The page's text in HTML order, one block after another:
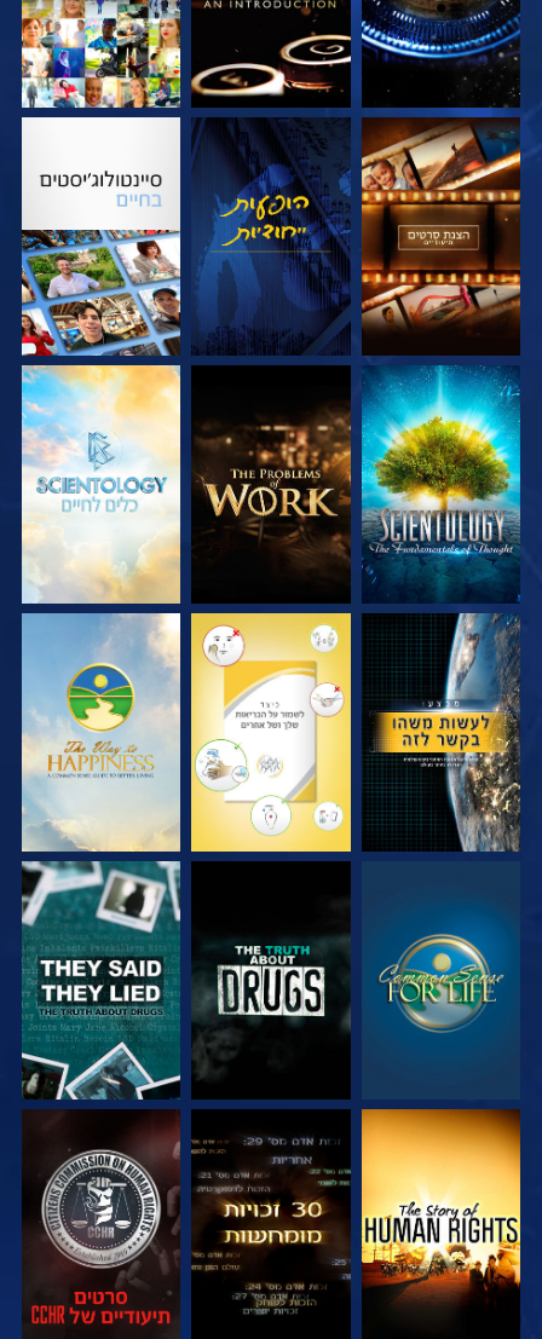
בדוק את הסדרה צפה בדוק את הסדרה
בדוק את הסדרה בדוק את הסדרה בדוק את הסדרה
צפה צפה
צפה צפה צפה
צפה צפה צפה